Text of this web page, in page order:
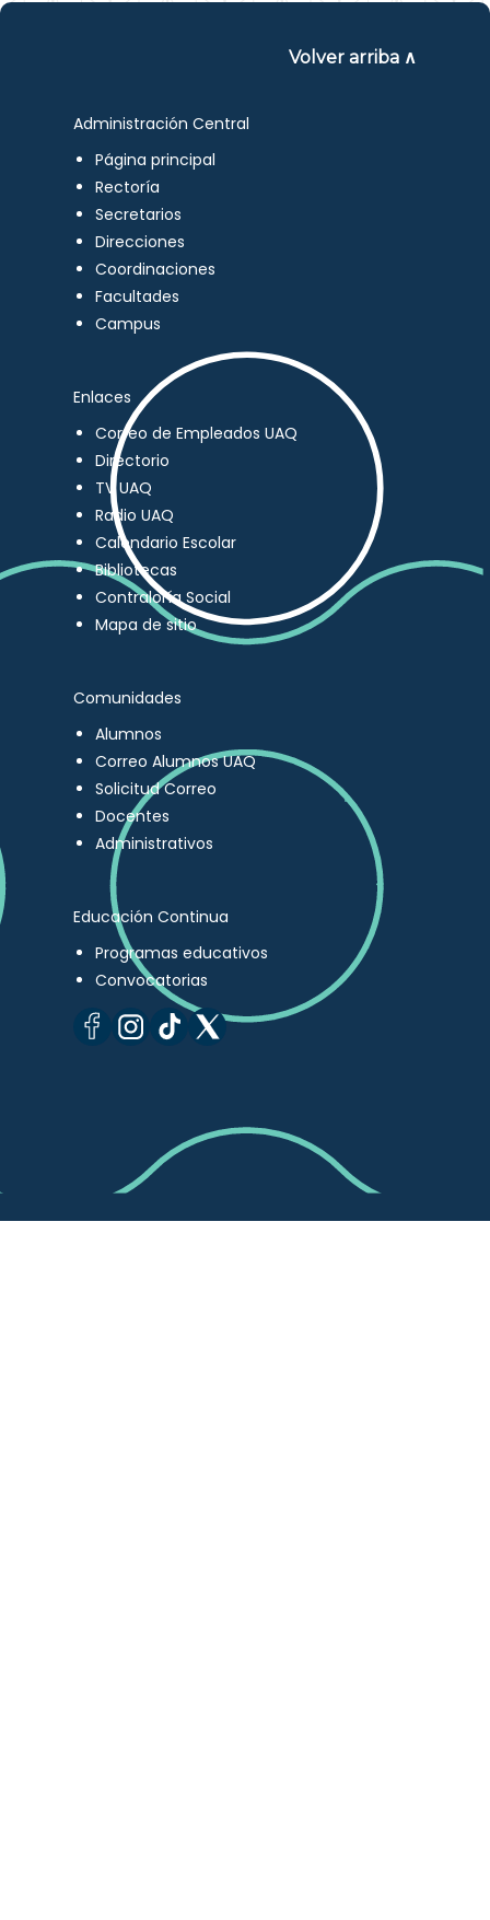
Volver arriba ∧
Administración Central
Página principal
Rectoría
Secretarios
Direcciones
Coordinaciones
Facultades
Campus
Enlaces
Correo de Empleados UAQ
Directorio
TV UAQ
Radio UAQ
Calendario Escolar
Bibliotecas
Contraloría Social
Mapa de sitio
Comunidades
Alumnos
Correo Alumnos UAQ
Solicitud Correo
Docentes
Administrativos
Educación Continua
Programas educativos
Convocatorias